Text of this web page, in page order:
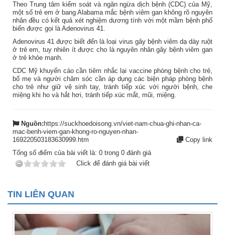
Theo Trung tâm kiểm soát và ngăn ngừa dịch bệnh (CDC) của Mỹ,
một số trẻ em ở bang Alabama mắc bệnh viêm gan không rõ nguyên
nhân đều có kết quả xét nghiệm dương tính với một mầm bệnh phố
biến được gọi là Adenovirus 41.
Adenovirus 41 được biết đến là loại virus gây bệnh viêm dạ dày ruột
ở trẻ em, tuy nhiên ít được cho là nguyên nhân gây bệnh viêm gan
ở trẻ khỏe mạnh.
CDC Mỹ khuyến cáo cần tiêm nhắc lại vaccine phòng bệnh cho trẻ,
bố mẹ và người chăm sóc cần áp dụng các biện pháp phòng bệnh
cho trẻ như giữ vệ sinh tay, tránh tiếp xúc với người bệnh, che
miệng khi ho và hắt hơi, tránh tiếp xúc mắt, mũi, miệng.
Nguồn: https://suckhoedoisong.vn/viet-nam-chua-ghi-nhan-ca-
mac-benh-viem-gan-khong-ro-nguyen-nhan-
169220503183630999.htm
Copy link
Tổng số điểm của bài viết là: 0 trong 0 đánh giá
Click để đánh giá bài viết
TIN LIÊN QUAN